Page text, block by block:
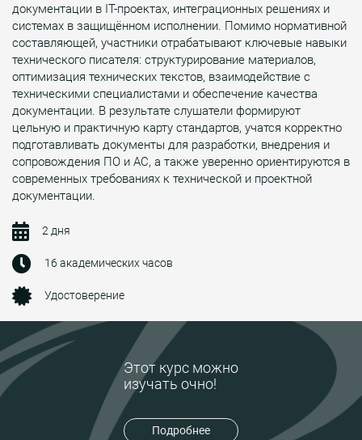
Этот курс можно
изучать очно!
Подробнее
документации в IT-проектах, интеграционных решениях и
системах в защищённом исполнении. Помимо нормативной
составляющей, участники отрабатывают ключевые навыки
технического писателя: структурирование материалов,
оптимизация технических текстов, взаимодействие с
техническими специалистами и обеспечение качества
документации. В результате слушатели формируют
цельную и практичную карту стандартов, учатся корректно
подготавливать документы для разработки, внедрения и
сопровождения ПО и АС, а также уверенно ориентируются в
современных требованиях к технической и проектной
документации.
2 дня
16 академических часов
Удостоверение